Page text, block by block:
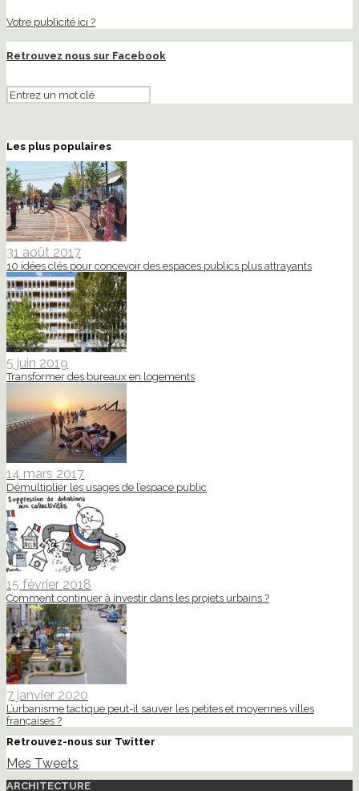
Votre publicité ici ?
Retrouvez nous sur Facebook
Les plus populaires
31 août 2017
10 idées clés pour concevoir des espaces publics plus attrayants
5 juin 2019
Transformer des bureaux en logements
14 mars 2017
Démultiplier les usages de l’espace public
15 février 2018
Comment continuer à investir dans les projets urbains ?
7 janvier 2020
L’urbanisme tactique peut-il sauver les petites et moyennes villes
françaises ?
Retrouvez-nous sur Twitter
Mes Tweets
ARCHITECTURE